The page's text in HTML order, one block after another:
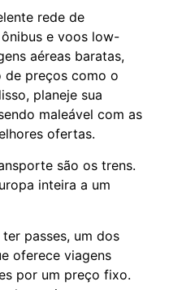
rede de
e voos low-
aéreas baratas,
de preços como o
planeje sua
maleável com as
ofertas.
são os trens.
inteira a um
passes, um dos
oferece viagens
por um preço fixo.